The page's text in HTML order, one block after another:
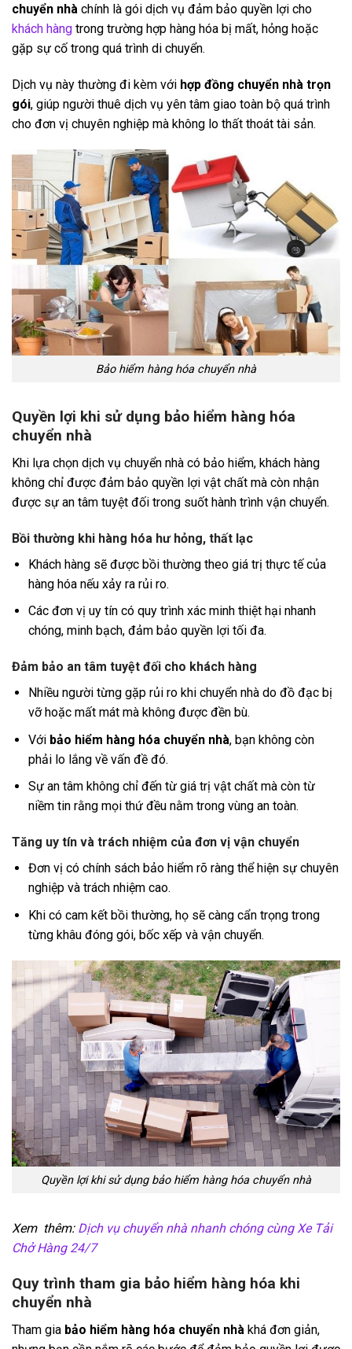
chuyển nhà chính là gói dịch vụ đảm bảo quyền lợi cho
khách hàng trong trường hợp hàng hóa bị mất, hỏng hoặc
gặp sự cố trong quá trình di chuyển.
Dịch vụ này thường đi kèm với hợp đồng chuyển nhà trọn
gói, giúp người thuê dịch vụ yên tâm giao toàn bộ quá trình
cho đơn vị chuyên nghiệp mà không lo thất thoát tài sản.
Bảo hiểm hàng hóa chuyển nhà
Quyền lợi khi sử dụng bảo hiểm hàng hóa
chuyển nhà
Khi lựa chọn dịch vụ chuyển nhà có bảo hiểm, khách hàng
không chỉ được đảm bảo quyền lợi vật chất mà còn nhận
được sự an tâm tuyệt đối trong suốt hành trình vận chuyển.
Bồi thường khi hàng hóa hư hỏng, thất lạc
Khách hàng sẽ được bồi thường theo giá trị thực tế của
hàng hóa nếu xảy ra rủi ro.
Các đơn vị uy tín có quy trình xác minh thiệt hại nhanh
chóng, minh bạch, đảm bảo quyền lợi tối đa.
Đảm bảo an tâm tuyệt đối cho khách hàng
Nhiều người từng gặp rủi ro khi chuyển nhà do đồ đạc bị
vỡ hoặc mất mát mà không được đền bù.
Với bảo hiểm hàng hóa chuyển nhà, bạn không còn
phải lo lắng về vấn đề đó.
Sự an tâm không chỉ đến từ giá trị vật chất mà còn từ
niềm tin rằng mọi thứ đều nằm trong vùng an toàn.
Tăng uy tín và trách nhiệm của đơn vị vận chuyển
Đơn vị có chính sách bảo hiểm rõ ràng thể hiện sự chuyên
nghiệp và trách nhiệm cao.
Khi có cam kết bồi thường, họ sẽ càng cẩn trọng trong
từng khâu đóng gói, bốc xếp và vận chuyển.
Quyền lợi khi sử dụng bảo hiểm hàng hóa chuyển nhà
Xem thêm: Dịch vụ chuyển nhà nhanh chóng cùng Xe Tải
Chở Hàng 24/7
Quy trình tham gia bảo hiểm hàng hóa khi
chuyển nhà
Tham gia bảo hiểm hàng hóa chuyển nhà khá đơn giản,